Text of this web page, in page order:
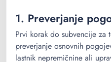
1. Preverjanje
Prvi korak do subvencije
preverjanje osnovnih
lastnik nepremičnine ali